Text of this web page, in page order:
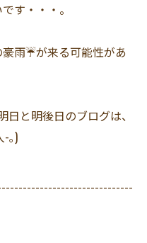
す・・・。
雨☔が来る可能性があ
と明後日のブログは、
-｡)